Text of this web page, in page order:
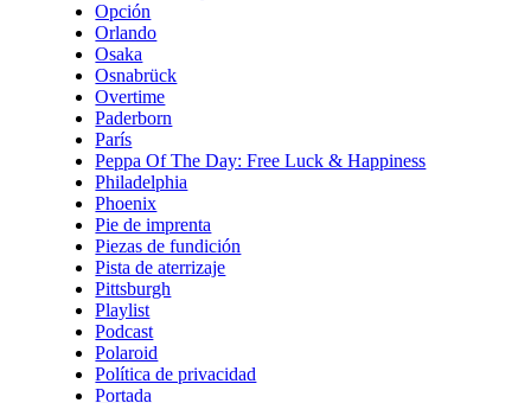
Opción
Orlando
Osaka
Osnabrück
Overtime
Paderborn
París
Peppa Of The Day: Free Luck & Happiness
Philadelphia
Phoenix
Pie de imprenta
Piezas de fundición
Pista de aterrizaje
Pittsburgh
Playlist
Podcast
Polaroid
Política de privacidad
Portada